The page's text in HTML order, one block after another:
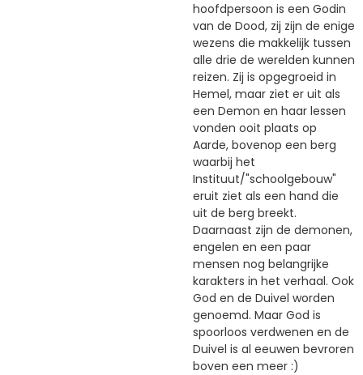
hoofdpersoon is een Godin
van de Dood, zij zijn de enige
wezens die makkelijk tussen
alle drie de werelden kunnen
reizen. Zij is opgegroeid in
Hemel, maar ziet er uit als
een Demon en haar lessen
vonden ooit plaats op
Aarde, bovenop een berg
waarbij het
Instituut/"schoolgebouw"
eruit ziet als een hand die
uit de berg breekt.
Daarnaast zijn de demonen,
engelen en een paar
mensen nog belangrijke
karakters in het verhaal. Ook
God en de Duivel worden
genoemd. Maar God is
spoorloos verdwenen en de
Duivel is al eeuwen bevroren
boven een meer :)